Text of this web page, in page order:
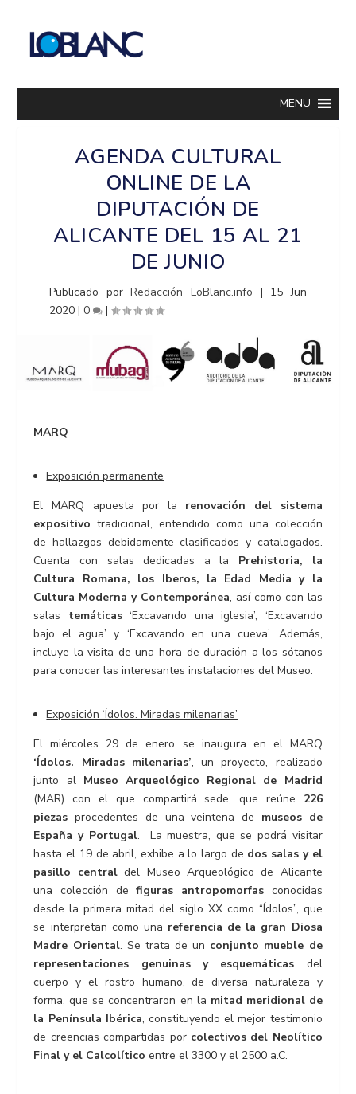
MENU
AGENDA CULTURAL
ONLINE DE LA
DIPUTACIÓN DE
ALICANTE DEL 15 AL 21
DE JUNIO
Publicado porRedacción LoBlanc.info | 15 Jun
2020 |0 |
MARQ
Exposición permanente
El MARQ apuesta por la renovación del sistema
expositivo tradicional, entendido como una colección
de hallazgos debidamente clasificados y catalogados.
Cuenta con salas dedicadas a la Prehistoria, la
Cultura Romana, los Iberos, la Edad Media y la
Cultura Moderna y Contemporánea, así como con las
salas temáticas‘Excavando una iglesia’, ‘Excavando
bajo el agua’ y ‘Excavando en una cueva’. Además,
incluye la visita de una hora de duración a los sótanos
para conocer las interesantes instalaciones del Museo.
Exposición ‘Ídolos. Miradas milenarias’
El miércoles 29 de enero se inaugura en el MARQ
‘Ídolos. Miradas milenarias’, un proyecto, realizado
junto al Museo Arqueológico Regional de Madrid
(MAR) con el que compartirá sede, que reúne 226
piezas procedentes de una veintena de museos de
España y Portugal. La muestra, que se podrá visitar
hasta el 19 de abril, exhibe a lo largo de dos salas y el
pasillo centraldel Museo Arqueológico de Alicante
una colección defiguras antropomorfasconocidas
desde la primera mitad del siglo XX como “Ídolos”, que
se interpretan como una referencia de la gran Diosa
Madre Oriental. Se trata de un conjunto mueble de
representaciones genuinas y esquemáticas del
cuerpo y el rostro humano, de diversa naturaleza y
forma, que se concentraron en la mitad meridional de
la Península Ibérica, constituyendo el mejor testimonio
de creencias compartidas por colectivos del Neolítico
Final y el Calcolítico entre el 3300 y el 2500 a.C.